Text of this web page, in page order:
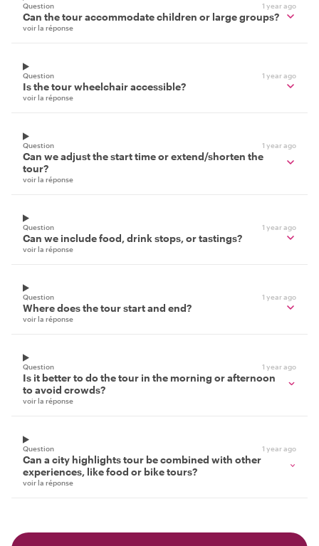
Question 1 year ago
Can the tour accommodate children or large groups?
voir la réponse
Question 1 year ago
Is the tour wheelchair accessible?
voir la réponse
Question 1 year ago
Can we adjust the start time or extend/shorten the
tour?
voir la réponse
Question 1 year ago
Can we include food, drink stops, or tastings?
voir la réponse
Question 1 year ago
Where does the tour start and end?
voir la réponse
Question 1 year ago
Is it better to do the tour in the morning or afternoon
to avoid crowds?
voir la réponse
Question 1 year ago
Can a city highlights tour be combined with other
experiences, like food or bike tours?
voir la réponse